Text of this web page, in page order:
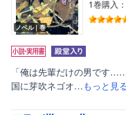
ノベル｜巻
1巻購入
「俺は先輩だけの男です
国に芽吹ネゴオ…もっと見
ボーイズラブ
ティーンズラブ
美女・美少女
女性写真集